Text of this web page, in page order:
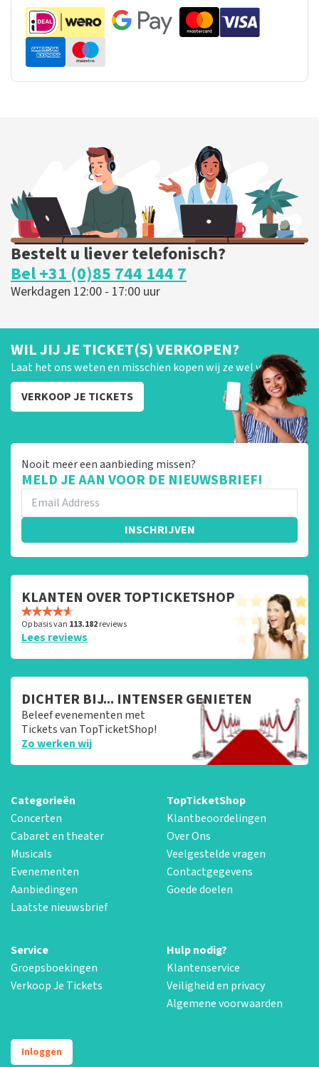
Bestelt u liever telefonisch?
Bel +31 (0)85 744 144 7
Werkdagen 12:00 - 17:00 uur
WIL JIJ JE TICKET(S) VERKOPEN?
Laat het ons weten en misschien kopen wij ze wel van je!
VERKOOP JE TICKETS
Nooit meer een aanbieding missen?
MELD JE AAN VOOR DE NIEUWSBRIEF!
INSCHRIJVEN
KLANTEN OVER TOPTICKETSHOP
Op basis van 113.182reviews
Lees reviews
DICHTER BIJ... INTENSER GENIETEN
Beleef evenementen met
Tickets van TopTicketShop!
Zo werken wij
Categorieën
Concerten
Cabaret en theater
Musicals
Evenementen
Aanbiedingen
Laatste nieuwsbrief
TopTicketShop
Klantbeoordelingen
Over Ons
Veelgestelde vragen
Contactgegevens
Goede doelen
Service
Groepsboekingen
Verkoop Je Tickets
Hulp nodig?
Klantenservice
Veiligheid en privacy
Algemene voorwaarden
Inloggen